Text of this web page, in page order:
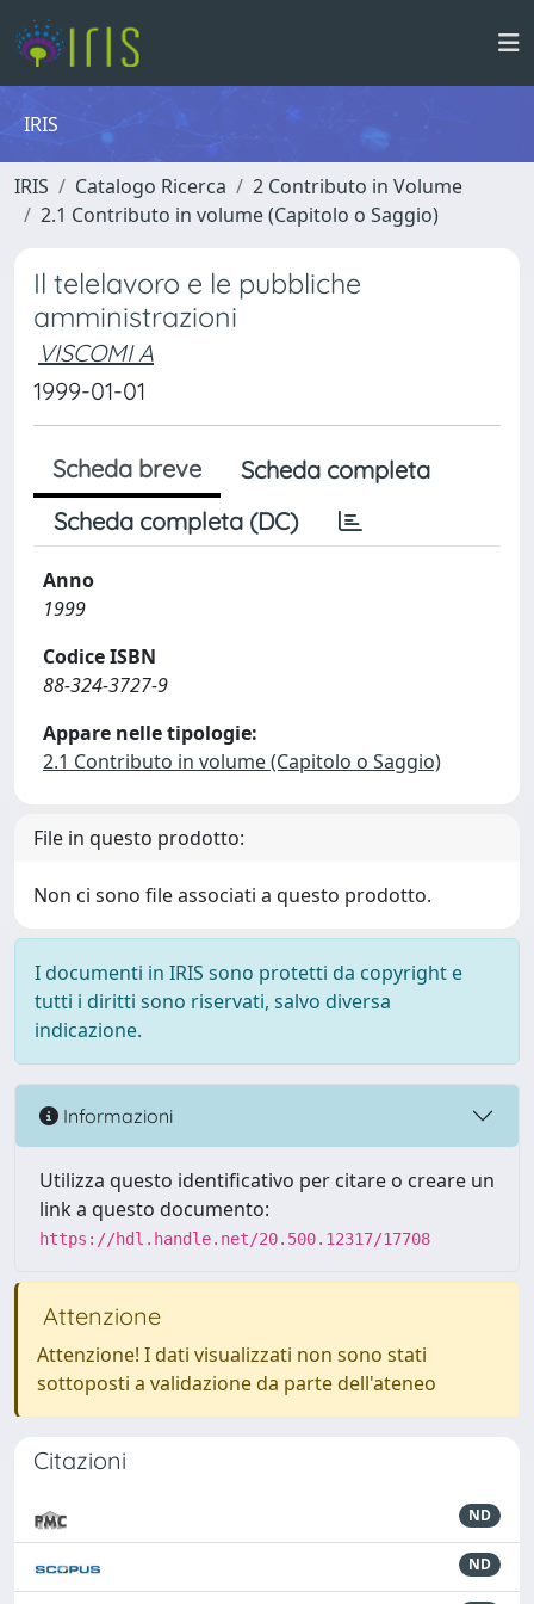
IRIS
IRIS Catalogo Ricerca
2 Contributo in Volume
2.1 Contributo in volume (Capitolo o Saggio)
Il telelavoro e le pubbliche
amministrazioni
VISCOMI A
1999-01-01
Scheda breve
Scheda completa
Scheda completa (DC)
Anno
1999
Codice ISBN
88-324-3727-9
Appare nelle tipologie:
2.1 Contributo in volume (Capitolo o Saggio)
File in questo prodotto:
Non ci sono file associati a questo prodotto.
I documenti in IRIS sono protetti da copyright e
tutti i diritti sono riservati, salvo diversa
indicazione.
Informazioni
Utilizza questo identificativo per citare o creare un
link a questo documento:
https://hdl.handle.net/20.500.12317/17708
Attenzione
Attenzione! I dati visualizzati non sono stati
sottoposti a validazione da parte dell'ateneo
Citazioni
ND
ND